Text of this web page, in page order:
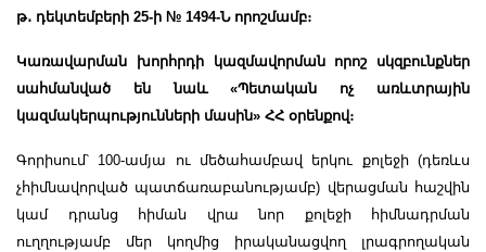
թ․ դեկտեմբերի 25-ի № 1494-Ն որոշմամբ։
Կառավարման խորհրդի կազմավորման որոշ սկզբունքներ
սահմանված են նաև «Պետական ոչ առևտրային
կազմակերպությունների մասին» ՀՀ օրենքով։
Գորիսում՝ 100-ամյա ու մեծահամբավ երկու քոլեջի (դեռևս
չհիմնավորված պատճառաբանությամբ) վերացման հաշվին
կամ դրանց հիման վրա նոր քոլեջի հիմնադրման
ուղղությամբ մեր կողմից իրականացվող լրագրողական